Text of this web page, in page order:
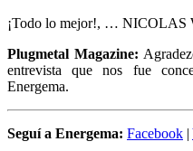
¡Todo lo mejor!, … NICOLAS
Plugmetal Magazine:
entrevista que nos fue
Energema.
Seguí a Energema: Facebook |